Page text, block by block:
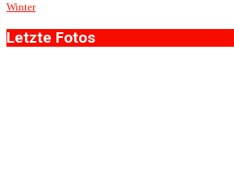
Winter
Letzte Fotos